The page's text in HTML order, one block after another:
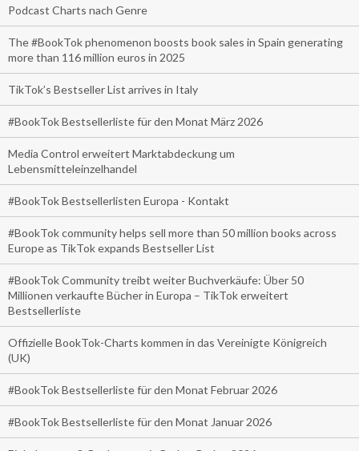
Podcast Charts nach Genre
The #BookTok phenomenon boosts book sales in Spain generating
more than 116 million euros in 2025
TikTok’s Bestseller List arrives in Italy
#BookTok Bestsellerliste für den Monat März 2026
Media Control erweitert Marktabdeckung um
Lebensmitteleinzelhandel
#BookTok Bestsellerlisten Europa - Kontakt
#BookTok community helps sell more than 50 million books across
Europe as TikTok expands Bestseller List
#BookTok Community treibt weiter Buchverkäufe: Über 50
Millionen verkaufte Bücher in Europa – TikTok erweitert
Bestsellerliste
Offizielle BookTok-Charts kommen in das Vereinigte Königreich
(UK)
#BookTok Bestsellerliste für den Monat Februar 2026
#BookTok Bestsellerliste für den Monat Januar 2026